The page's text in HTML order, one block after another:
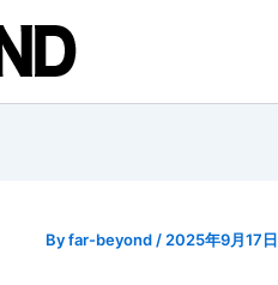
Byfar-beyond / 2025年9月17日